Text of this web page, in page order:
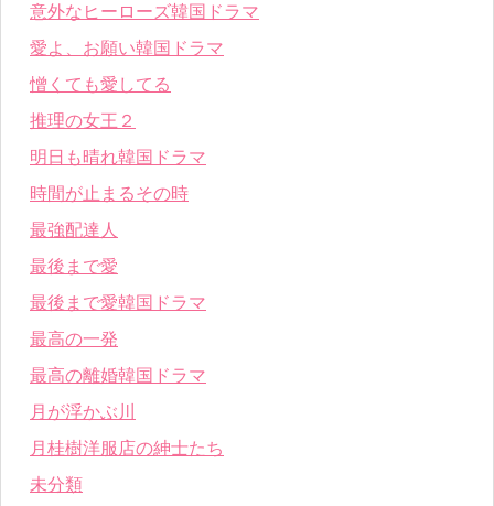
意外なヒーローズ韓国ドラマ
愛よ、お願い韓国ドラマ
憎くても愛してる
推理の女王２
明日も晴れ韓国ドラマ
時間が止まるその時
最強配達人
最後まで愛
最後まで愛韓国ドラマ
最高の一発
最高の離婚韓国ドラマ
月が浮かぶ川
月桂樹洋服店の紳士たち
未分類